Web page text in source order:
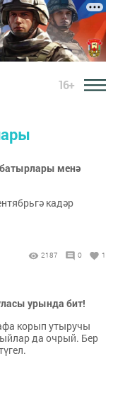
16+
менә
кадәр
2187 0 1
урында бит!
корып утыручы
да очрый. Бер